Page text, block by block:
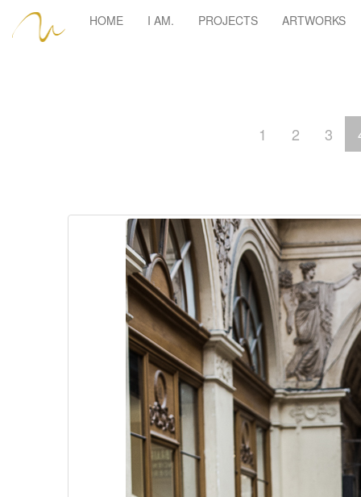
HOME I AM. PROJECTS ARTWORKS
1 2 3